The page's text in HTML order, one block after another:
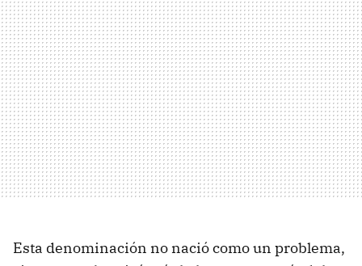
Esta denominación no nació como un problema,